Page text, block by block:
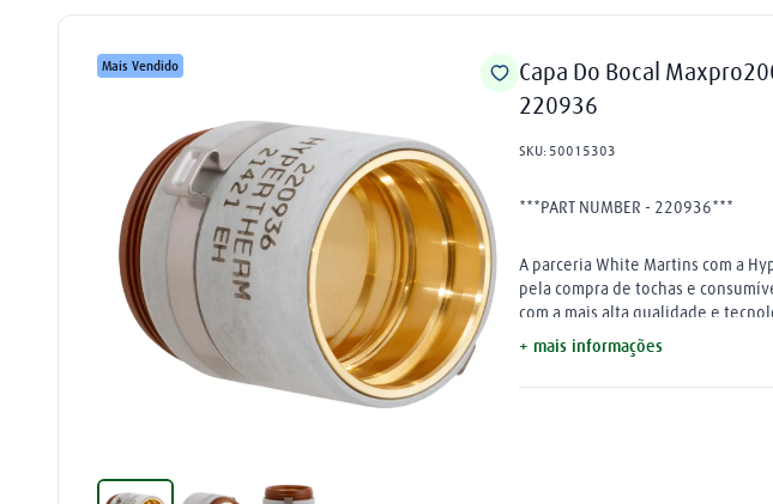
Mais Vendido
Capa Do Bocal
220936
SKU: 50015303
***PART NUMBER - 220936***
A parceria White Martins com a
pela compra de tochas e
com a mais alta qualidade e
na capacidade máxima, aumente
a sua produtividade com o menor
patenteadas pela Hypertherm
+ mais informações
2º oxigênio
regulador
argônio
7º
8 arame mig
9º mangueira
10ºextensão